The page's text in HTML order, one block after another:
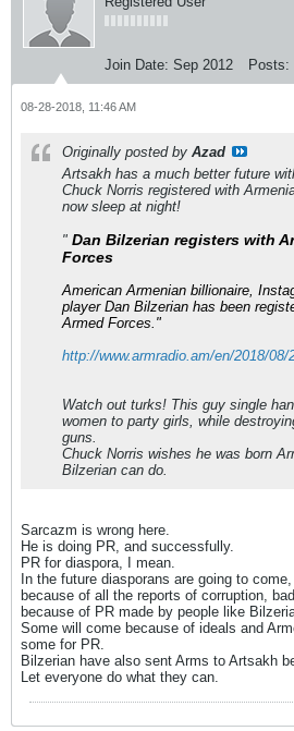
Join Date: Sep 2012 Posts:
08-28-2018, 11:46 AM
Originally posted by Azad
Artsakh has a much better future
Chuck Norris registered with
now sleep at night!
" Dan Bilzerian registers with
Forces
American Armenian billionaire,
player Dan Bilzerian has been
Armed Forces."
http://www.armradio.am/en/2018/
Watch out turks! This guy single
women to party girls, while
guns.
Chuck Norris wishes he was born
Bilzerian can do.
Sarcazm is wrong here.
He is doing PR, and successfully.
PR for diaspora, I mean.
In the future diasporans are going to
because of all the reports of corruption,
because of PR made by people like
Some will come because of ideals and
some for PR.
Bilzerian have also sent Arms to Artsakh
Let everyone do what they can.